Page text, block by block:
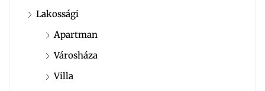
Lakossági
Apartman
Városháza
Villa